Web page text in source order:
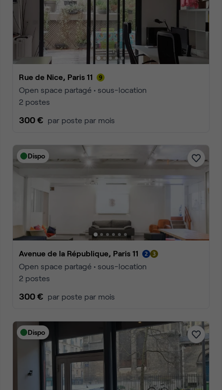
Rue de Nice, Paris 11
Open space partagé • sous-location
2 postes
300 € par poste par mois
Dispo
Avenue de la République, Paris 11
Open space partagé • sous-location
2 postes
300 € par poste par mois
Dispo